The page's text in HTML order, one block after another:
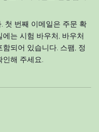
첫 번째 이메일은 주문 확
는 시험 바우처, 바우처
되어 있습니다. 스팸, 정
인해 주세요.